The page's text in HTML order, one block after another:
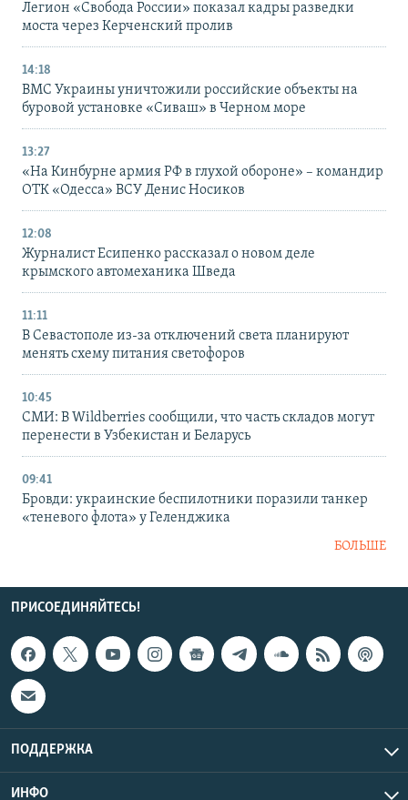
Легион «Свобода России» показал кадры разведки
моста через Керченский пролив
14:18
ВМС Украины уничтожили российские объекты на
буровой установке «Сиваш» в Черном море
13:27
«На Кинбурне армия РФ в глухой обороне» – командир
ОТК «Одесса» ВСУ Денис Носиков
12:08
Журналист Есипенко рассказал о новом деле
крымского автомеханика Шведа
11:11
В Севастополе из-за отключений света планируют
менять схему питания светофоров
10:45
СМИ: В Wildberries сообщили, что часть складов могут
перенести в Узбекистан и Беларусь
09:41
Бровди: украинские беспилотники поразили танкер
«теневого флота» у Геленджика
БОЛЬШЕ
ПРИСОЕДИНЯЙТЕСЬ!
ПОДДЕРЖКА
ИНФО